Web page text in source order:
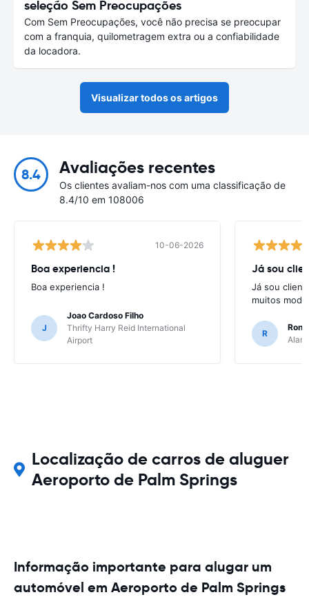
seleção Sem Preocupações
Com Sem Preocupações, você não precisa se preocupar
com a franquia, quilometragem extra ou a confiabilidade
da locadora.
Visualizar todos os artigos
8.4 Avaliações recentes
Os clientes avaliam-nos com uma classificação de
8.4/10 em 108006
10-06-2026
Boa experiencia !
Boa experiencia !
J
Joao Cardoso Filho
Thrifty Harry Reid International
Airport
Já sou
Já sou
muitos
R
Localização de carros de aluguer
Aeroporto de Palm Springs
Informação importante para alugar um
automóvel em Aeroporto de Palm Springs